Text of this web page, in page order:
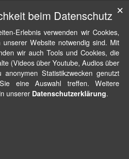
beim Datenschutz
Erlebnis verwenden wir Cookies,
Website notwendig sind. Mit
wir auch Tools und Cookies, die
(Videos über Youtube, Audios über
Statistikzwecken genutzt
eine Auswahl treffen. Weitere
unserer Datenschutzerklärung.
✕